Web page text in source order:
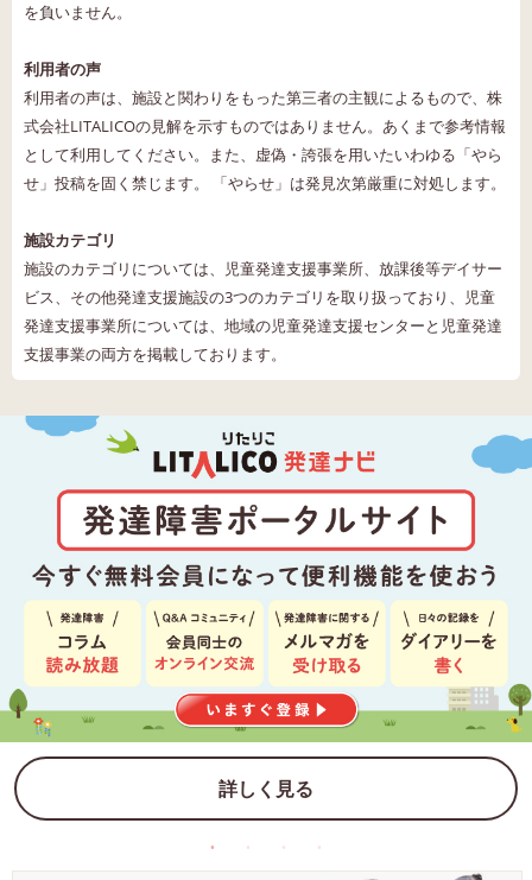
を負いません。
利用者の声
利用者の声は、施設と関わりをもった第三者の主観によるもので、株
式会社LITALICOの見解を示すものではありません。あくまで参考情報
として利用してください。また、虚偽・誇張を用いたいわゆる「やら
せ」投稿を固く禁じます。 「やらせ」は発見次第厳重に対処します。
施設カテゴリ
施設のカテゴリについては、児童発達支援事業所、放課後等デイサー
ビス、その他発達支援施設の3つのカテゴリを取り扱っており、児童
発達支援事業所については、地域の児童発達支援センターと児童発達
支援事業の両方を掲載しております。
詳しく見る